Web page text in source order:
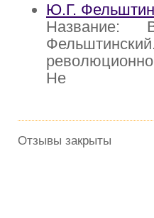
Ю.Г.
Не
Отзывы закрыты